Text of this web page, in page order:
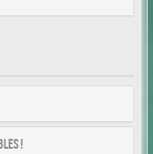
!